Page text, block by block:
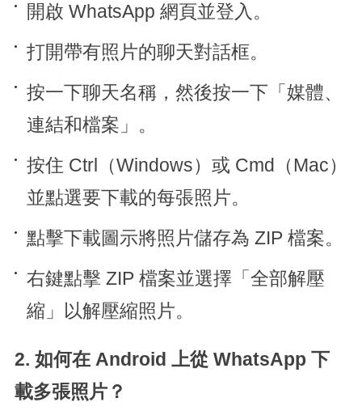
開啟 WhatsApp 網頁並登入。
打開帶有照片的聊天對話框。
按一下聊天名稱，然後按一下「媒體、
連結和檔案」。
按住 Ctrl（Windows）或 Cmd（Mac）
並點選要下載的每張照片。
點擊下載圖示將照片儲存為 ZIP 檔案。
右鍵點擊 ZIP 檔案並選擇「全部解壓
縮」以解壓縮照片。
2. 如何在 Android 上從 WhatsApp 下
載多張照片？